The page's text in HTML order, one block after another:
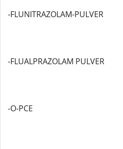
-FLUNITRAZOLAM-PULVER
-FLUALPRAZOLAM PULVER
-O-PCE